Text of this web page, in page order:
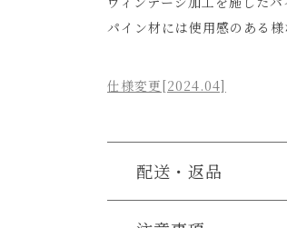
パイン材には使用感のある
仕様変更[2024.04]
配送・返品
送料について